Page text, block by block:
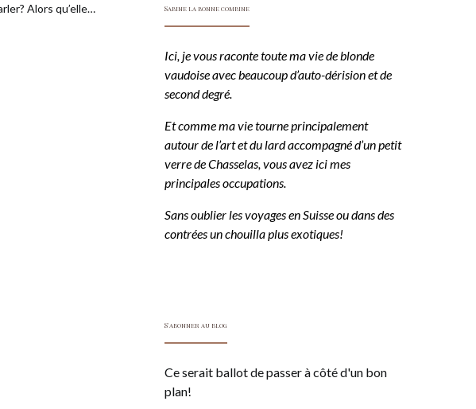
Alors qu’elle…
Sabine la bonne combine
Ici, je vous raconte toute ma vie de blonde
vaudoise avec beaucoup d’auto-dérision et de
second degré.
Et comme ma vie tourne principalement
autour de l’art et du lard accompagné d’un petit
verre de Chasselas, vous avez ici mes
principales occupations.
Sans oublier les voyages en Suisse ou dans des
contrées un chouilla plus exotiques!
S'abonner au blog
Ce serait ballot de passer à côté d'un bon
plan!